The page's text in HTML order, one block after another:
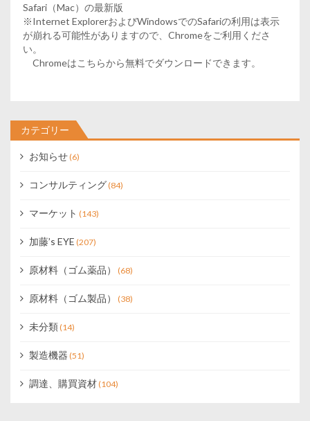
Safari（Mac）の最新版
※Internet ExplorerおよびWindowsでのSafariの利用は表示
が崩れる可能性がありますので、Chromeをご利用くださ
い。
Chromeはこちらから無料でダウンロードできます。
カテゴリー
お知らせ(6)
コンサルティング(84)
マーケット (143)
加藤’s EYE (207)
原材料（ゴム薬品） (68)
原材料（ゴム製品） (38)
未分類(14)
製造機器 (51)
調達、購買資材(104)